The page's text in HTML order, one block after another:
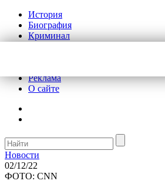
История
Биография
Криминал
Реклама
О сайте
Новости
02/12/22
ФОТО: CNN